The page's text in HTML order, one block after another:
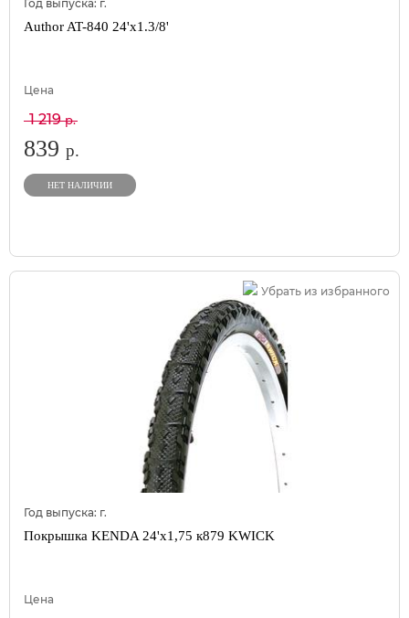
Год выпуска: г.
Author AT-840 24'x1.3/8'
Цена
1 219р.
839 р.
НЕТ НАЛИЧИИ
Убрать из избранного
Год выпуска: г.
Покрышка KENDA 24'х1,75 к879 KWICK
Цена